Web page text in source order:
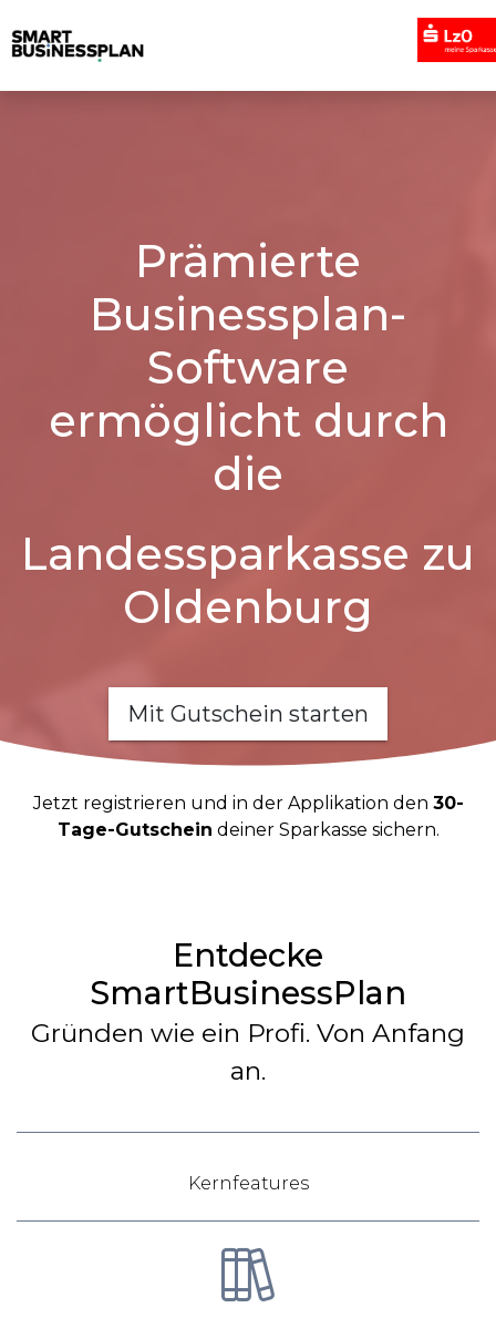
Prämierte
Businessplan-
Software
ermöglicht durch
die
Landessparkasse zu
Oldenburg
Mit Gutschein starten
Jetzt registrieren und in der Applikation den 30-
Tage-Gutschein deiner Sparkasse sichern.
Entdecke
SmartBusinessPlan
Gründen wie ein Profi. Von Anfang
an.
Kernfeatures